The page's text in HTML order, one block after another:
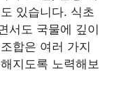
있습니다. 식초
서도 국물에 깊이
합은 여러 가지
지도록 노력해보